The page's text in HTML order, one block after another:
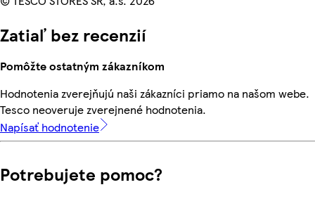
Zatiaľ bez recenzií
Pomôžte ostatným zákazníkom
Hodnotenia zverejňujú naši zákazníci priamo na našom webe.
Tesco neoveruje zverejnené hodnotenia.
Napísať hodnotenie
Potrebujete pomoc?